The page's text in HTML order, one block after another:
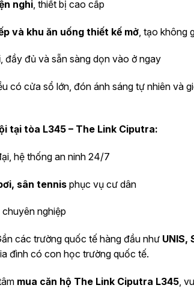
nghi, thiết bị cao cấp
và khu ăn uống thiết kế mở, tạo không
, đầy đủ và sẵn sàng dọn vào ở ngay
có cửa sổ lớn, đón ánh sáng tự nhiên và
tại tòa L345 – The Link Ciputra:
hệ thống an ninh 24/7
sân tennisphục vụ cư dân
nghiệp
các trường quốc tế hàng đầu như UNIS,
đình có con học trường quốc tế.
mua căn hộ The Link Ciputra L345,